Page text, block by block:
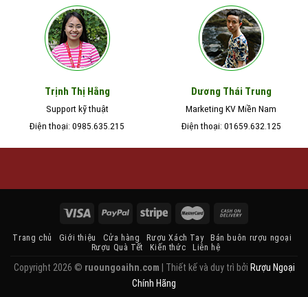
Trịnh Thị Hằng
Support kỹ thuật
Điện thoại: 0985.635.215
Dương Thái Trung
Marketing KV Miền Nam
Điện thoại: 01659.632.125
Trang chủ Giới thiệu Cửa hàng Rượu Xách Tay
Bán buôn rượu ngoại
Rượu Quà Tết
Kiến thức Liên hệ
Copyright 2026 © ruoungoaihn.com | Thiết kế và duy trì bởi Rượu Ngoại
Chính Hãng